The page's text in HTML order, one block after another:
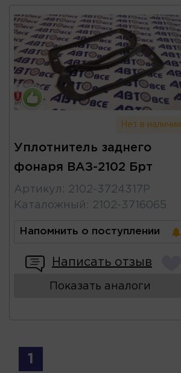
Нет в наличии
Уплотнитель заднего
фонаря ВАЗ-2102 Брт
Артикул : 2102-3724317Р
Каталожный : 2102-3716065
Напомнить о поступлении
Написать отзыв
Показать аналоги
1